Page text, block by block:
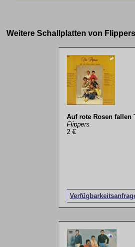
Weitere Schallplatten von
Auf rote Rosen fallen
Flippers
2 €